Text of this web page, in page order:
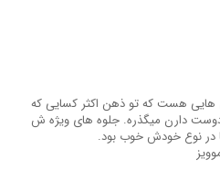
هایی هست که تو ذهن اکثر کسایی که
دارن میگذره. جلوه های ویژه ش
در نوع خودش خوب بود.